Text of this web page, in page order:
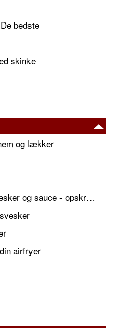
bedste
skinke
og lækker
Andesteg med æbler, svesker og sauce - opskrift også til jul
airfryer